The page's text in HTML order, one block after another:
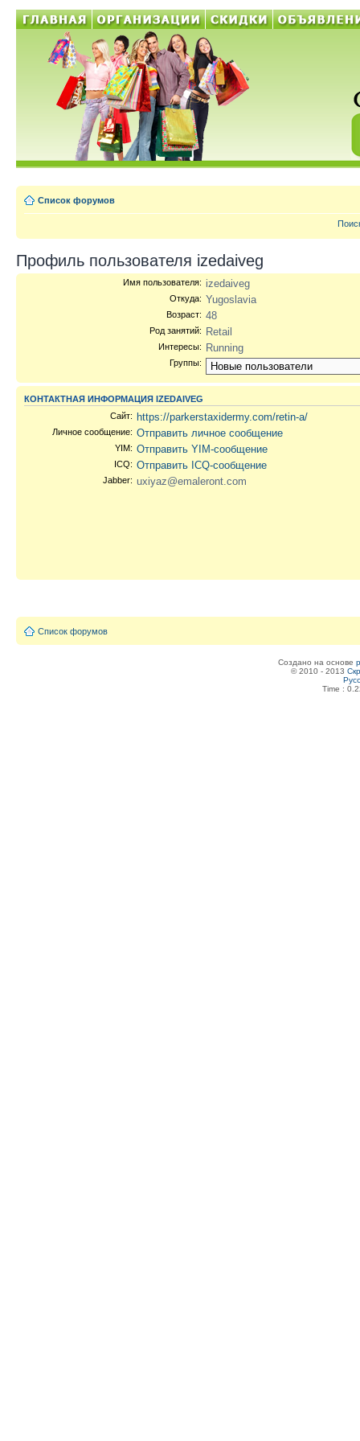
Список форумов
Профиль пользователя izedaiveg
Имя пользователя: izedaiveg
Откуда: Yugoslavia
Возраст: 48
Род занятий: Retail
Интересы: Running
Группы:
КОНТАКТНАЯ ИНФОРМАЦИЯ IZEDAIVEG
Сайт: https://parkerstaxidermy.com/retin-a/
Личное сообщение: Отправить личное сообщение
YIM: Отправить YIM-сообщение
ICQ: Отправить ICQ-сообщение
Jabber: uxiyaz@emaleront.com
Список форумов
Создано на основе
© 2010 - 2013
Time :